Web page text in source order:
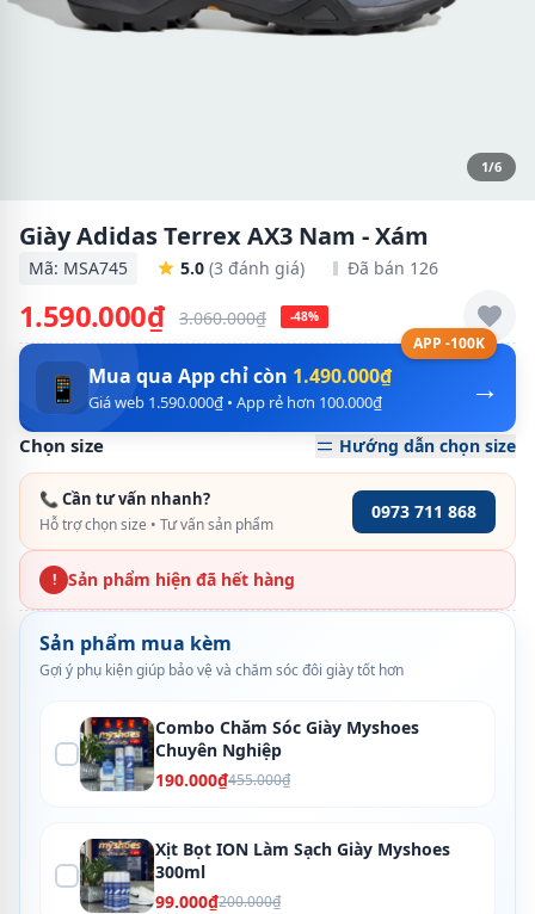
1/6
Giày Adidas Terrex AX3 Nam - Xám
Mã: MSA745 5.0 (3 đánh giá) Đã bán 126
1.590.000₫ 3.060.000₫ -48%
APP -100K
→
📱 Mua qua App chỉ còn 1.490.000₫
Giá web 1.590.000₫ • App rẻ hơn 100.000₫
Chọn size Hướng dẫn chọn size
📞 Cần tư vấn nhanh?
Hỗ trợ chọn size • Tư vấn sản phẩm
0973 711 868
! Sản phẩm hiện đã hết hàng
Sản phẩm mua kèm
Gợi ý phụ kiện giúp bảo vệ và chăm sóc đôi giày tốt hơn
Combo Chăm Sóc Giày Myshoes
Chuyên Nghiệp
190.000₫455.000₫
Xịt Bọt ION Làm Sạch Giày Myshoes
300ml
99.000₫200.000₫